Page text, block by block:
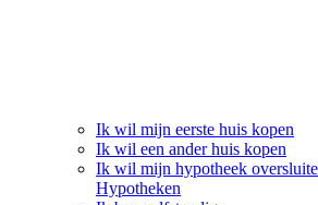
Ik wil mijn eerste huis kopen
Ik wil een ander huis kopen
Ik wil mijn hypotheek
Hypotheken